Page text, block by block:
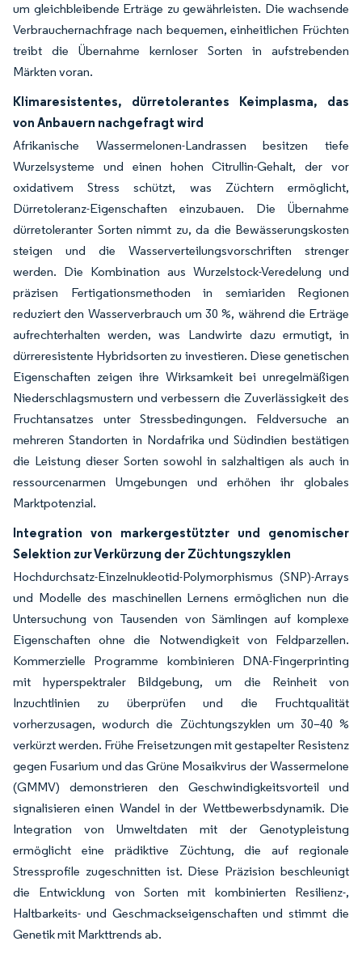
um gleichbleibende Erträge zu gewährleisten. Die wachsende
Verbrauchernachfrage nach bequemen, einheitlichen Früchten
treibt die Übernahme kernloser Sorten in aufstrebenden
Märkten voran.
Klimaresistentes, dürretolerantes Keimplasma, das
von Anbauern nachgefragt wird
Afrikanische Wassermelonen-Landrassen besitzen tiefe
Wurzelsysteme und einen hohen Citrullin-Gehalt, der vor
oxidativem Stress schützt, was Züchtern ermöglicht,
Dürretoleranz-Eigenschaften einzubauen. Die Übernahme
dürretoleranter Sorten nimmt zu, da die Bewässerungskosten
steigen und die Wasserverteilungsvorschriften strenger
werden. Die Kombination aus Wurzelstock-Veredelung und
präzisen Fertigationsmethoden in semiariden Regionen
reduziert den Wasserverbrauch um 30 %, während die Erträge
aufrechterhalten werden, was Landwirte dazu ermutigt, in
dürreresistente Hybridsorten zu investieren. Diese genetischen
Eigenschaften zeigen ihre Wirksamkeit bei unregelmäßigen
Niederschlagsmustern und verbessern die Zuverlässigkeit des
Fruchtansatzes unter Stressbedingungen. Feldversuche an
mehreren Standorten in Nordafrika und Südindien bestätigen
die Leistung dieser Sorten sowohl in salzhaltigen als auch in
ressourcenarmen Umgebungen und erhöhen ihr globales
Marktpotenzial.
Integration von markergestützter und genomischer
Selektion zur Verkürzung der Züchtungszyklen
Hochdurchsatz-Einzelnukleotid-Polymorphismus (SNP)-Arrays
und Modelle des maschinellen Lernens ermöglichen nun die
Untersuchung von Tausenden von Sämlingen auf komplexe
Eigenschaften ohne die Notwendigkeit von Feldparzellen.
Kommerzielle Programme kombinieren DNA-Fingerprinting
mit hyperspektraler Bildgebung, um die Reinheit von
Inzuchtlinien zu überprüfen und die Fruchtqualität
vorherzusagen, wodurch die Züchtungszyklen um 30–40 %
verkürzt werden. Frühe Freisetzungen mit gestapelter Resistenz
gegen Fusarium und das Grüne Mosaikvirus der Wassermelone
(GMMV) demonstrieren den Geschwindigkeitsvorteil und
signalisieren einen Wandel in der Wettbewerbsdynamik. Die
Integration von Umweltdaten mit der Genotypleistung
ermöglicht eine prädiktive Züchtung, die auf regionale
Stressprofile zugeschnitten ist. Diese Präzision beschleunigt
die Entwicklung von Sorten mit kombinierten Resilienz-,
Haltbarkeits- und Geschmackseigenschaften und stimmt die
Genetik mit Markttrends ab.